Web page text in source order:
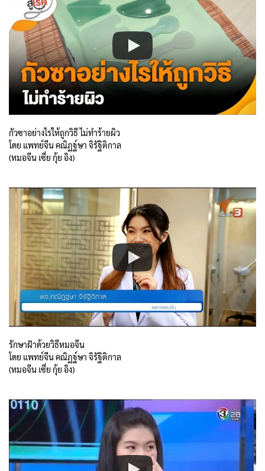
กัวซาอย่างไรให้ถูกวิธี ไม่ทำร้ายผิว
โดย แพทย์จีน คณิฏฐ์ษา จิรัฐิติกาล
(หมอจีน เซี่ย กุ้ย อิง)
รักษาฝ้าด้วยวิธีหมอจีน
โดย แพทย์จีน คณิฏฐ์ษา จิรัฐิติกาล
(หมอจีน เซี่ย กุ้ย อิง)